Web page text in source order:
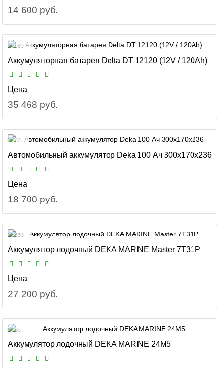
14 600 руб.
14 050
Аккумуляторная батарея Delta DT 12120 (12V / 120Ah)
Цена:
35 468 руб.
8 300
Автомобильный аккумулятор Deka 100 Ач 300x170x236
Цена:
18 700 руб.
12 550
Аккумулятор лодочный DEKA MARINE Master 7T31P
Цена:
27 200 руб.
6 250
Аккумулятор лодочный DEKA MARINE 24M5